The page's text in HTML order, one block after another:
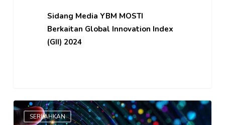
Sidang Media YBM MOSTI
Berkaitan Global Innovation Index
(GII) 2024
Indeks
InovasiSERLAHKAN